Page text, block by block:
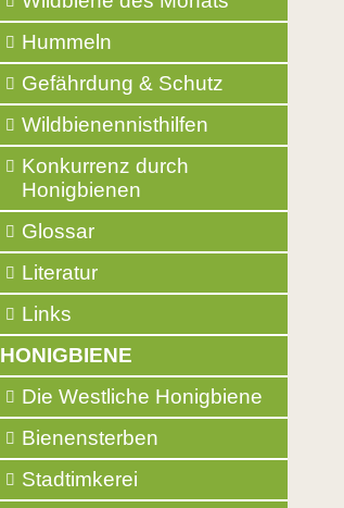
Glossar
Literatur
Links
Hummeln
Gefährdung & Schutz
Wildbienennisthilfen
Konkurrenz durch
Honigbienen
Glossar
Literatur
Links
HONIGBIENE
Die Westliche Honigbiene
Bienensterben
Stadtimkerei